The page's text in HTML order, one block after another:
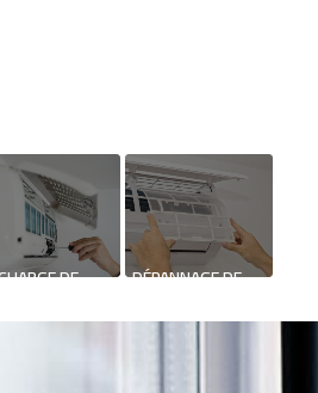
DE DÉPANNAGE DE